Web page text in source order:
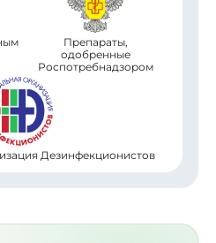
Препараты,
одобренные
Роспотребнадзором
Дезинфекционистов